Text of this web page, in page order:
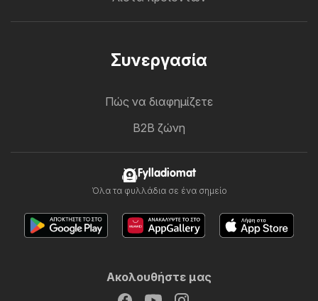
Συνεργασία
Πώς να διαφημίζετε
B2B ζώνη
Fylladiomat
Όλα τα φυλλάδια σε ένα σημείο
Ακολουθήστε μας